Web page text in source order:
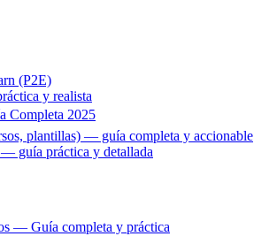
(P2E)
y realista
Completa 2025
plantillas) — guía completa y accionable
guía práctica y detallada
— Guía completa y práctica